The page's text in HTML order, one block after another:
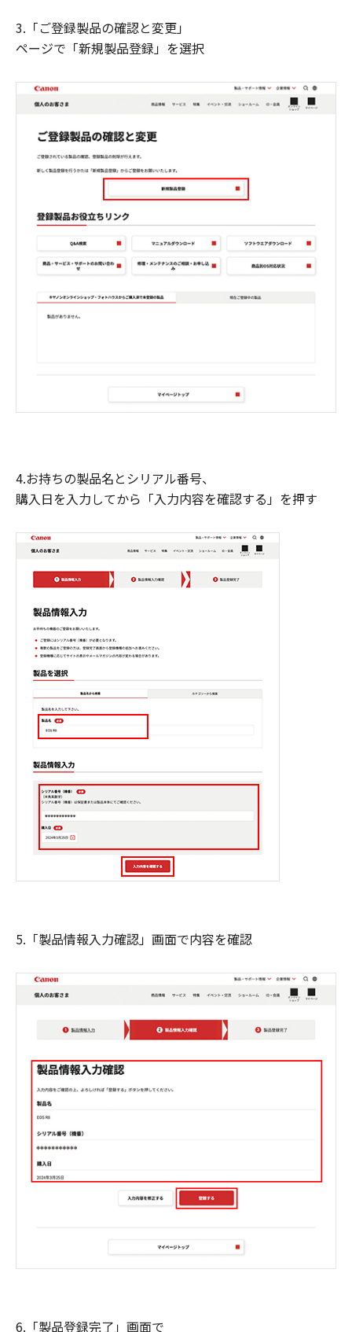
3.「ご登録製品の確認と変更」
ページで「新規製品登録」を選択
4.お持ちの製品名とシリアル番号、
購入日を入力してから「入力内容を確認する」を押す
5.「製品情報入力確認」画面で内容を確認
6.「製品登録完了」画面で